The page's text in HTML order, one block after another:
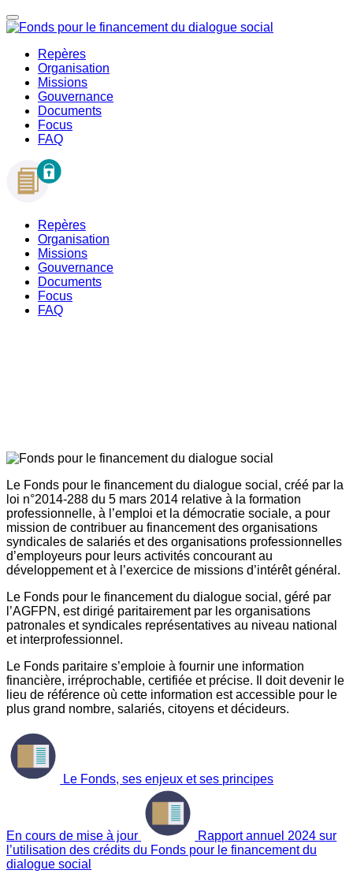
Repères
Organisation
Missions
Gouvernance
Documents
Focus
FAQ
Repères
Organisation
Missions
Gouvernance
Documents
Focus
FAQ
Le Fonds pour le financement du dialogue social, créé par la
loi n°2014-288 du 5 mars 2014 relative à la formation
professionnelle, à l’emploi et la démocratie sociale, a pour
mission de contribuer au financement des organisations
syndicales de salariés et des organisations professionnelles
d’employeurs pour leurs activités concourant au
développement et à l’exercice de missions d’intérêt général.
Le Fonds pour le financement du dialogue social, géré par
l’AGFPN, est dirigé paritairement par les organisations
patronales et syndicales représentatives au niveau national
et interprofessionnel.
Le Fonds paritaire s’emploie à fournir une information
financière, irréprochable, certifiée et précise. Il doit devenir le
lieu de référence où cette information est accessible pour le
plus grand nombre, salariés, citoyens et décideurs.
Le Fonds, ses enjeux et ses principes
En cours de mise à jour
Rapport annuel 2024 sur
l’utilisation des crédits du Fonds pour le financement du
dialogue social